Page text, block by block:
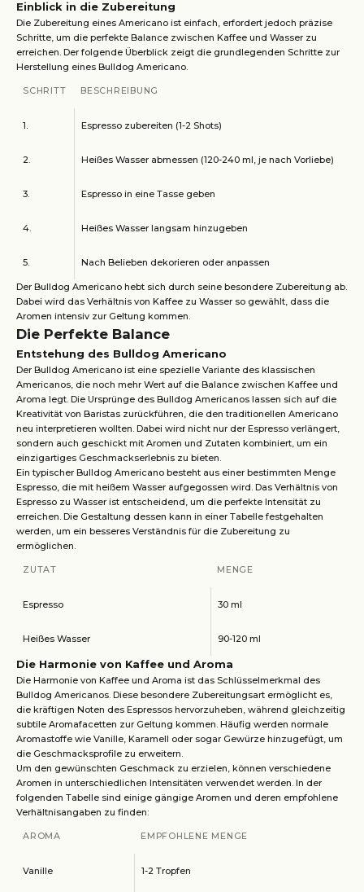
Einblick in die Zubereitung
Die Zubereitung eines Americano ist einfach, erfordert jedoch präzise
Schritte, um die perfekte Balance zwischen Kaffee und Wasser zu
erreichen. Der folgende Überblick zeigt die grundlegenden Schritte zur
Herstellung eines Bulldog Americano.
SCHRITT BESCHREIBUNG
1. Espresso zubereiten (1-2 Shots)
2. Heißes Wasser abmessen (120-240 ml, je nach Vorliebe)
3. Espresso in eine Tasse geben
4. Heißes Wasser langsam hinzugeben
5. Nach Belieben dekorieren oder anpassen
Der Bulldog Americano hebt sich durch seine besondere Zubereitung ab.
Dabei wird das Verhältnis von Kaffee zu Wasser so gewählt, dass die
Aromen intensiv zur Geltung kommen.
Die Perfekte Balance
Entstehung des Bulldog Americano
Der Bulldog Americano ist eine spezielle Variante des klassischen
Americanos, die noch mehr Wert auf die Balance zwischen Kaffee und
Aroma legt. Die Ursprünge des Bulldog Americanos lassen sich auf die
Kreativität von Baristas zurückführen, die den traditionellen Americano
neu interpretieren wollten. Dabei wird nicht nur der Espresso verlängert,
sondern auch geschickt mit Aromen und Zutaten kombiniert, um ein
einzigartiges Geschmackserlebnis zu bieten.
Ein typischer Bulldog Americano besteht aus einer bestimmten Menge
Espresso, die mit heißem Wasser aufgegossen wird. Das Verhältnis von
Espresso zu Wasser ist entscheidend, um die perfekte Intensität zu
erreichen. Die Gestaltung dessen kann in einer Tabelle festgehalten
werden, um ein besseres Verständnis für die Zubereitung zu
ermöglichen.
ZUTAT MENGE
Espresso 30 ml
Heißes Wasser 90-120 ml
Die Harmonie von Kaffee und Aroma
Die Harmonie von Kaffee und Aroma ist das Schlüsselmerkmal des
Bulldog Americanos. Diese besondere Zubereitungsart ermöglicht es,
die kräftigen Noten des Espressos hervorzuheben, während gleichzeitig
subtile Aromafacetten zur Geltung kommen. Häufig werden normale
Aromastoffe wie Vanille, Karamell oder sogar Gewürze hinzugefügt, um
die Geschmacksprofile zu erweitern.
Um den gewünschten Geschmack zu erzielen, können verschiedene
Aromen in unterschiedlichen Intensitäten verwendet werden. In der
folgenden Tabelle sind einige gängige Aromen und deren empfohlene
Verhältnisangaben zu finden:
AROMA EMPFOHLENE MENGE
Vanille 1-2 Tropfen